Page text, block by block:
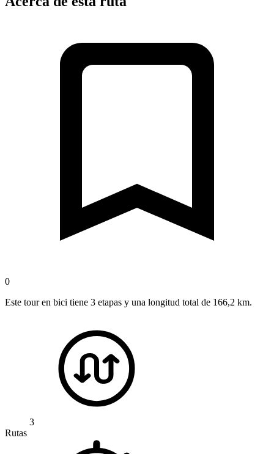
0
Este tour en bici tiene 3 etapas y una longitud total de 166,2 km.
3
Rutas